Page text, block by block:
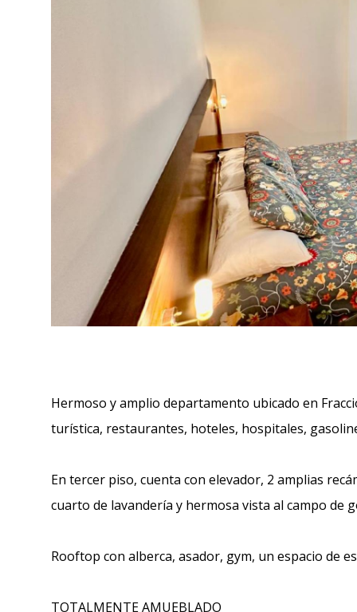
Hermoso y amplio departamento ubicado en
turística, restaurantes, hoteles, hospitales,
En tercer piso, cuenta con elevador, 2 amplias
cuarto de lavandería y hermosa vista al campo de
Rooftop con alberca, asador, gym, un espacio de
TOTALMENTE AMUEBLADO